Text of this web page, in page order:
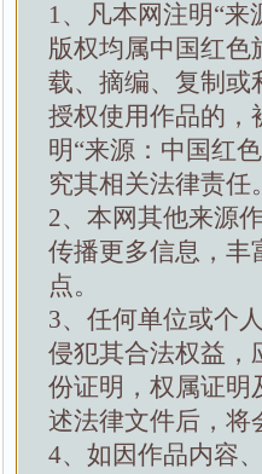
1、凡本网注明“
版权均属中国红色
载、摘编、复制或
授权使用作品的，
明“来源：中国红
究其相关法律责任。
2、本网其他来源
传播更多信息，丰
点。
3、任何单位或个
侵犯其合法权益，
份证明，权属证明
述法律文件后，将
4、如因作品内容